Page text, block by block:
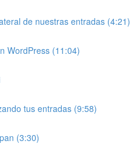
de nuestras entradas (4:21)
WordPress (11:04)
tus entradas (9:58)
(3:30)